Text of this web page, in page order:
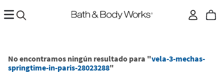
No encontramos ningún resultado para "vela-3-mechas-
springtime-in-paris-28023288"